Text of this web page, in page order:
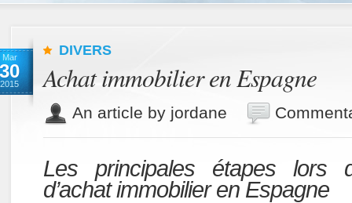
Mar
30
2015
DIVERS
Achat immobilier en Espagne
An article by jordane
Les principales étapes lors
d’achat immobilier en Espagne